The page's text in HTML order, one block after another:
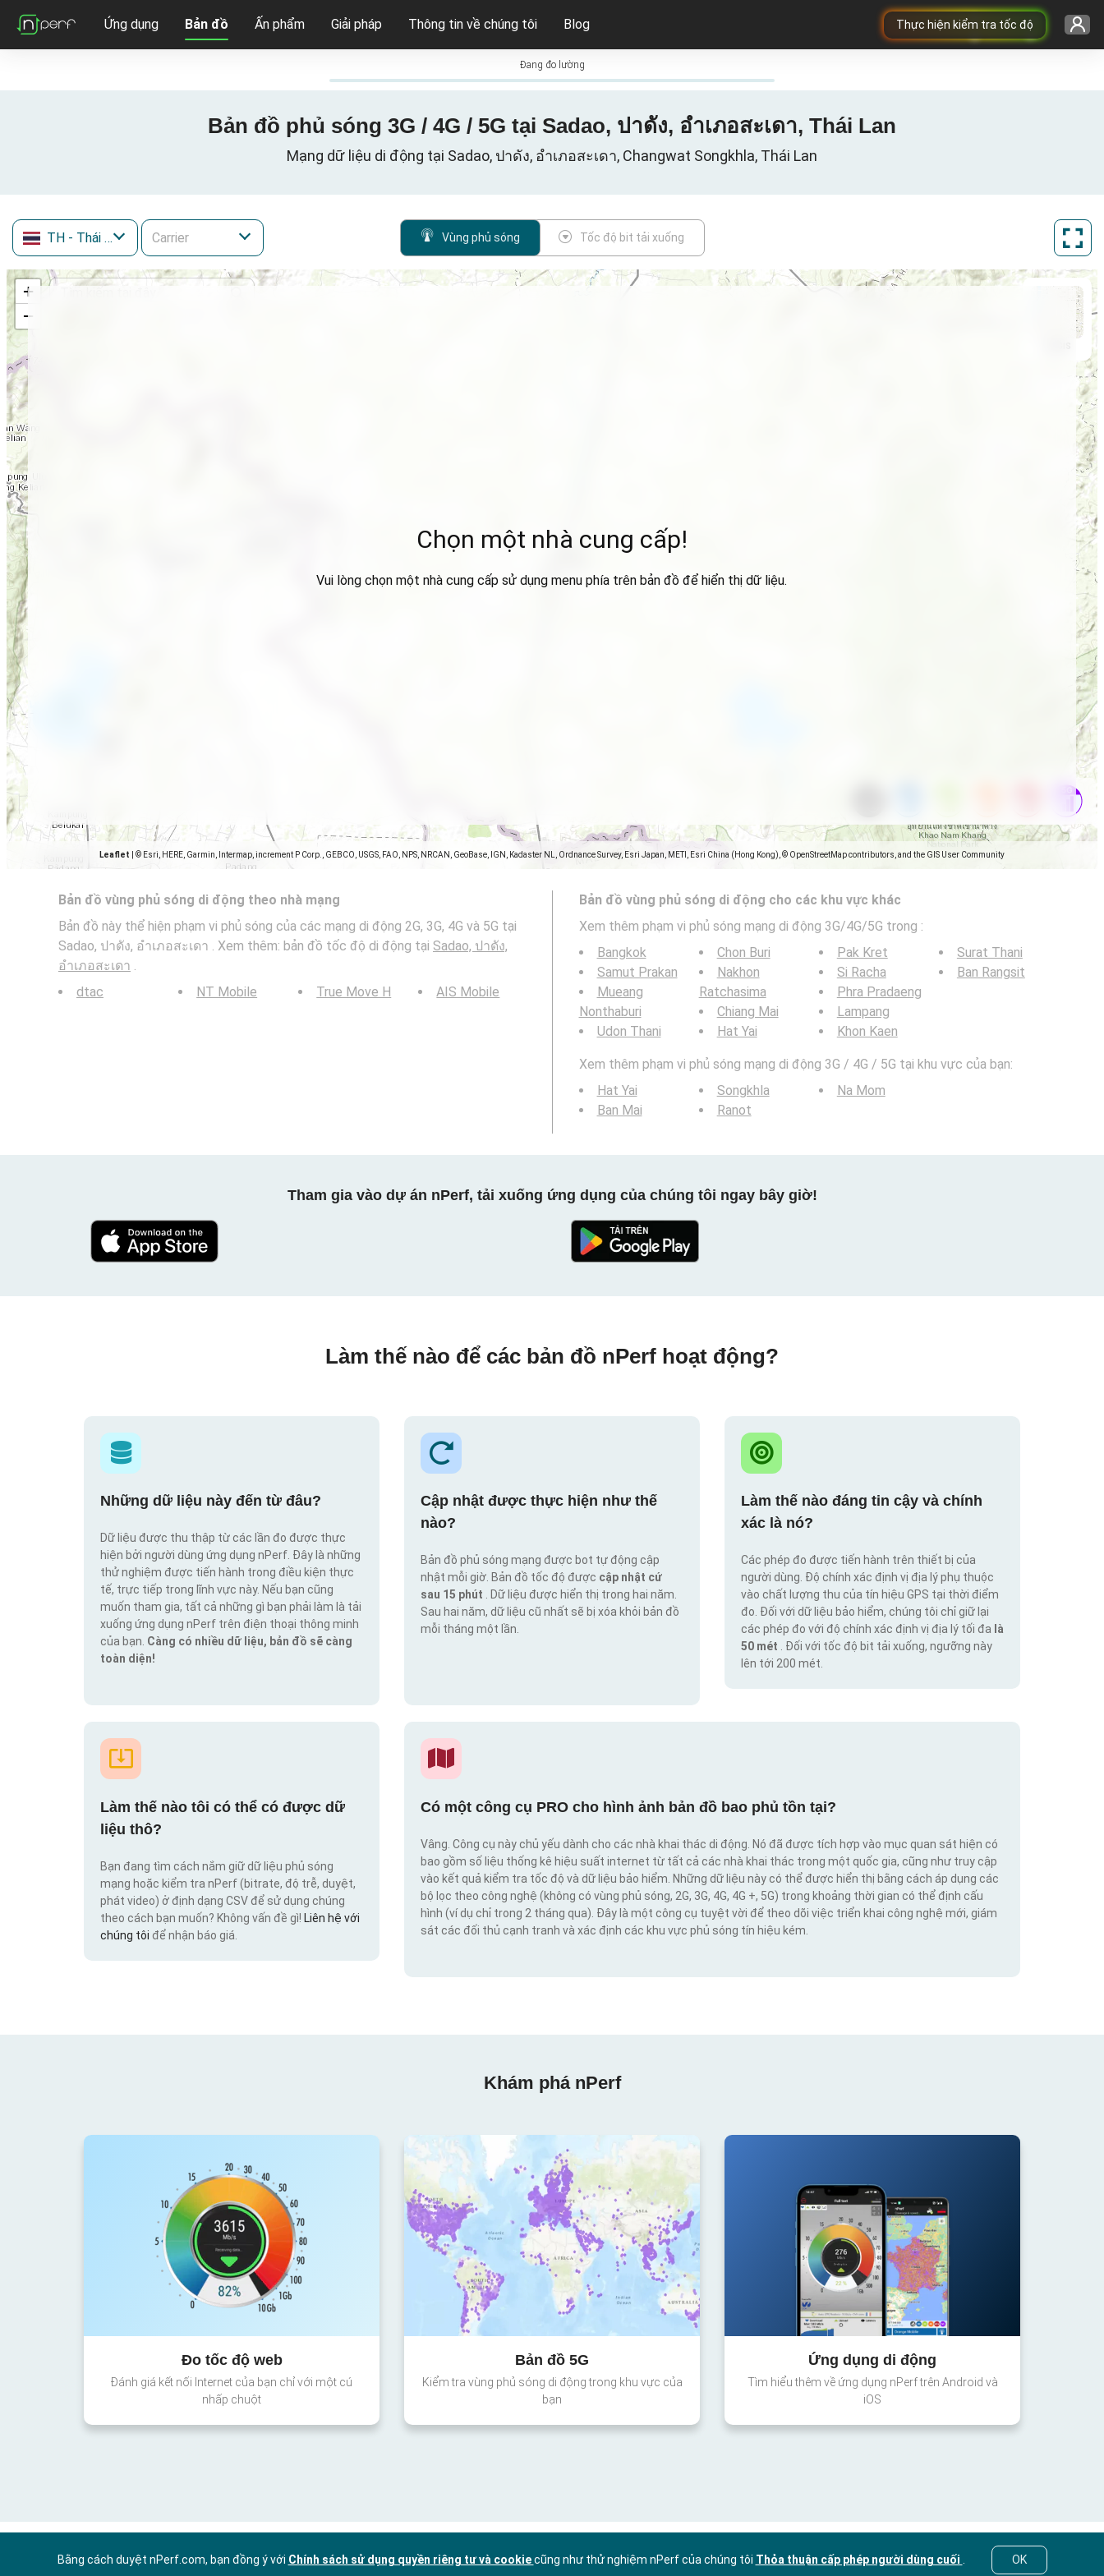
Thực hiện kiểm tra tốc độ
Ứng dụng Bản đồ Ấn phẩm Giải pháp Thông tin về chúng tôi Blog
Đang đo lường
Bản đồ phủ sóng 3G / 4G / 5G tại Sadao, ปาดัง, อำเภอสะเดา, Thái Lan
Mạng dữ liệu di động tại Sadao, ปาดัง, อำเภอสะเดา, Changwat Songkhla, Thái Lan
TH - Thái Lan Vùng phủ sóng Tốc độ bit tải xuống
+
−
Leaflet © Esri, HERE, Garmin, Intermap, increment P Corp., GEBCO, USGS, FAO, NPS, NRCAN, GeoBase, IGN, Kadaster NL, Ordnance Survey, Esri Japan, METI, Esri China (Hong Kong), © OpenStreetMap contributors, and the GIS User Community
Chọn một nhà cung cấp!
Vui lòng chọn một nhà cung cấp sử dụng menu phía trên bản đồ để hiển thị dữ liệu.
Bản đồ vùng phủ sóng di động theo nhà mạng
Bản đồ này thể hiện phạm vi phủ sóng của các mạng di động 2G, 3G, 4G và 5G tại
Sadao, ปาดัง, อำเภอสะเดา . Xem thêm: bản đồ tốc độ di động tại Sadao, ปาดัง,
อำเภอสะเดา .
dtac
NT Mobile True Move H AIS Mobile
Bản đồ vùng phủ sóng di động cho các khu vực khác
Xem thêm phạm vi phủ sóng mạng di động 3G/4G/5G trong :
Bangkok
Samut Prakan
Mueang
Nonthaburi
Udon Thani
Chon Buri
Nakhon
Ratchasima
Chiang Mai
Hat Yai
Pak Kret
Si Racha
Phra Pradaeng
Lampang
Khon Kaen
Surat Thani
Ban Rangsit
Xem thêm phạm vi phủ sóng mạng di động 3G / 4G / 5G tại khu vực của bạn:
Hat Yai
Ban Mai
Songkhla
Ranot
Na Mom
Tham gia vào dự án nPerf, tải xuống ứng dụng của chúng tôi ngay bây giờ!
Làm thế nào để các bản đồ nPerf hoạt động?
Những dữ liệu này đến từ đâu?
Dữ liệu được thu thập từ các lần đo được thực
hiện bởi người dùng ứng dụng nPerf. Đây là những
thử nghiệm được tiến hành trong điều kiện thực
tế, trực tiếp trong lĩnh vực này. Nếu bạn cũng
muốn tham gia, tất cả những gì bạn phải làm là tải
xuống ứng dụng nPerf trên điện thoại thông minh
của bạn. Càng có nhiều dữ liệu, bản đồ sẽ càng
toàn diện!
Cập nhật được thực hiện như thế
nào?
Bản đồ phủ sóng mạng được bot tự động cập
nhật mỗi giờ. Bản đồ tốc độ được cập nhật cứ
sau 15 phút
. Dữ liệu được hiển thị trong hai năm.
Sau hai năm, dữ liệu cũ nhất sẽ bị xóa khỏi bản đồ
mỗi tháng một lần.
Làm thế nào đáng tin cậy và chính
xác là nó?
Các phép đo được tiến hành trên thiết bị của
người dùng. Độ chính xác định vị địa lý phụ thuộc
vào chất lượng thu của tín hiệu GPS tại thời điểm
đo. Đối với dữ liệu bảo hiểm, chúng tôi chỉ giữ lại
các phép đo với độ chính xác định vị địa lý tối đa là
50 mét
. Đối với tốc độ bit tải xuống, ngưỡng này
lên tới 200 mét.
Làm thế nào tôi có thể có được dữ
liệu thô?
Bạn đang tìm cách nắm giữ dữ liệu phủ sóng
mạng hoặc kiểm tra nPerf (bitrate, độ trễ, duyệt,
phát video) ở định dạng CSV để sử dụng chúng
theo cách bạn muốn? Không vấn đề gì! Liên hệ với
chúng tôi để nhận báo giá.
Có một công cụ PRO cho hình ảnh bản đồ bao phủ tồn tại?
Vâng. Công cụ này chủ yếu dành cho các nhà khai thác di động. Nó đã được tích hợp vào mục quan sát hiện có
bao gồm số liệu thống kê hiệu suất internet từ tất cả các nhà khai thác trong một quốc gia, cũng như truy cập
vào kết quả kiểm tra tốc độ và dữ liệu bảo hiểm. Những dữ liệu này có thể được hiển thị bằng cách áp dụng các
bộ lọc theo công nghệ (không có vùng phủ sóng, 2G, 3G, 4G, 4G +, 5G) trong khoảng thời gian có thể định cấu
hình (ví dụ chỉ trong 2 tháng qua). Đây là một công cụ tuyệt vời để theo dõi việc triển khai công nghệ mới, giám
sát các đối thủ cạnh tranh và xác định các khu vực phủ sóng tín hiệu kém.
Khám phá nPerf
Đo tốc độ web
Đánh giá kết nối Internet của bạn chỉ với một cú
nhấp chuột
Bản đồ 5G
Kiểm tra vùng phủ sóng di động trong khu vực của
bạn
Ứng dụng di động
Tìm hiểu thêm về ứng dụng nPerf trên Android và
iOS
Bằng cách duyệt nPerf.com, bạn đồng ý với Chính sách sử dụng quyền riêng tư và cookiecũng như thử nghiệm nPerf của chúng tôi Thỏa thuận cấp phép người dùng cuối OK